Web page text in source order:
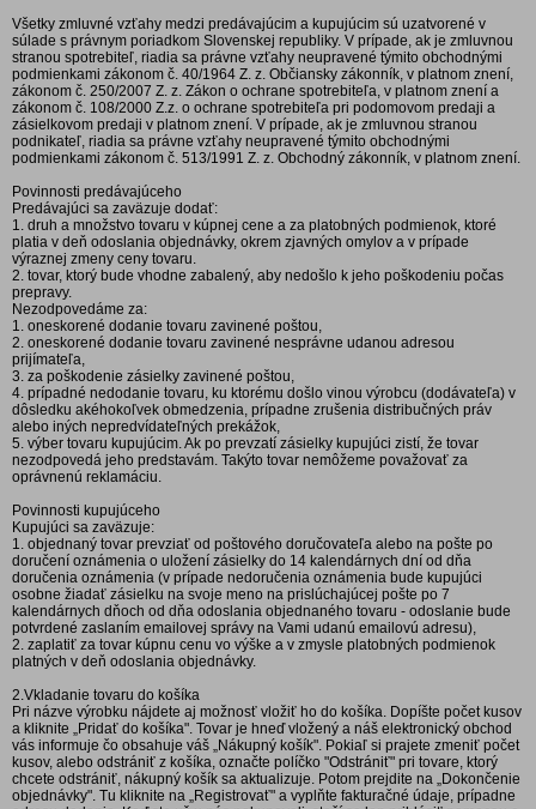
Všetky zmluvné vzťahy medzi predávajúcim a kupujúcim sú uzatvorené v
súlade s právnym poriadkom Slovenskej republiky. V prípade, ak je zmluvnou
stranou spotrebiteľ, riadia sa právne vzťahy neupravené týmito obchodnými
podmienkami zákonom č. 40/1964 Z. z. Občiansky zákonník, v platnom znení,
zákonom č. 250/2007 Z. z. Zákon o ochrane spotrebiteľa, v platnom znení a
zákonom č. 108/2000 Z.z. o ochrane spotrebiteľa pri podomovom predaji a
zásielkovom predaji v platnom znení. V prípade, ak je zmluvnou stranou
podnikateľ, riadia sa právne vzťahy neupravené týmito obchodnými
podmienkami zákonom č. 513/1991 Z. z. Obchodný zákonník, v platnom znení.
Povinnosti predávajúceho
Predávajúci sa zaväzuje dodať:
1. druh a množstvo tovaru v kúpnej cene a za platobných podmienok, ktoré
platia v deň odoslania objednávky, okrem zjavných omylov a v prípade
výraznej zmeny ceny tovaru.
2. tovar, ktorý bude vhodne zabalený, aby nedošlo k jeho poškodeniu počas
prepravy.
Nezodpovedáme za:
1. oneskorené dodanie tovaru zavinené poštou,
2. oneskorené dodanie tovaru zavinené nesprávne udanou adresou
prijímateľa,
3. za poškodenie zásielky zavinené poštou,
4. prípadné nedodanie tovaru, ku ktorému došlo vinou výrobcu (dodávateľa) v
dôsledku akéhokoľvek obmedzenia, prípadne zrušenia distribučných práv
alebo iných nepredvídateľných prekážok,
5. výber tovaru kupujúcim. Ak po prevzatí zásielky kupujúci zistí, že tovar
nezodpovedá jeho predstavám. Takýto tovar nemôžeme považovať za
oprávnenú reklamáciu.
Povinnosti kupujúceho
Kupujúci sa zaväzuje:
1. objednaný tovar prevziať od poštového doručovateľa alebo na pošte po
doručení oznámenia o uložení zásielky do 14 kalendárnych dní od dňa
doručenia oznámenia (v prípade nedoručenia oznámenia bude kupujúci
osobne žiadať zásielku na svoje meno na prislúchajúcej pošte po 7
kalendárnych dňoch od dňa odoslania objednaného tovaru - odoslanie bude
potvrdené zaslaním emailovej správy na Vami udanú emailovú adresu),
2. zaplatiť za tovar kúpnu cenu vo výške a v zmysle platobných podmienok
platných v deň odoslania objednávky.
2.Vkladanie tovaru do košíka
Pri názve výrobku nájdete aj možnosť vložiť ho do košíka. Dopíšte počet kusov
a kliknite „Pridať do košíka". Tovar je hneď vložený a náš elektronický obchod
vás informuje čo obsahuje váš „Nákupný košík". Pokiaľ si prajete zmeniť počet
kusov, alebo odstrániť z košíka, označte políčko "Odstrániť" pri tovare, ktorý
chcete odstrániť, nákupný košík sa aktualizuje. Potom prejdite na „Dokončenie
objednávky". Tu kliknite na „Registrovať" a vyplňte fakturačné údaje, prípadne